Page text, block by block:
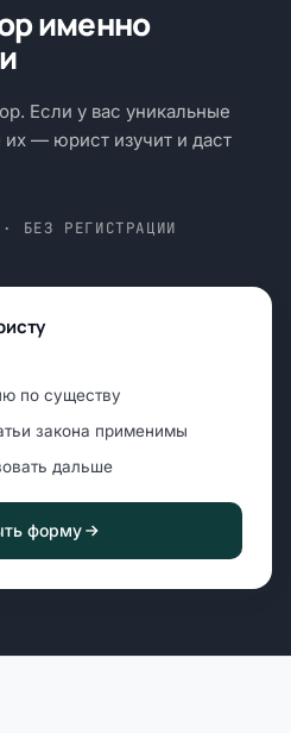
именно
Если у вас уникальные
их — юрист изучит и даст
БЕЗ РЕГИСТРАЦИИ
по существу
закона применимы
дальше
форму